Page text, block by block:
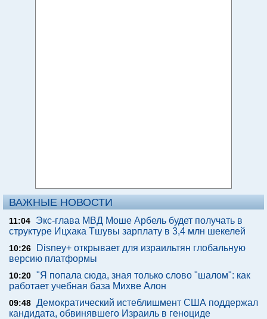
ВАЖНЫЕ НОВОСТИ
11:04
Экс-глава МВД Моше Арбель будет получать в
структуре Ицхака Тшувы зарплату в 3,4 млн шекелей
10:26
Disney+ открывает для израильтян глобальную
версию платформы
10:20 "Я попала сюда, зная только слово "шалом": как
работает учебная база Михве Алон
09:48 Демократический истеблишмент США поддержал
кандидата, обвинявшего Израиль в геноциде